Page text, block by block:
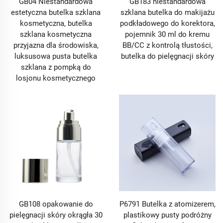
a nawet kremowymi bazami, co czyni je pierwszym
wyborem wysokiej klasy marek kosmetycznych i do
pielęgnacji skóry. Ponadto, ich szczelna konstrukcja
oznacza, że nie ma potrzeby stosowania
konserwantów w celu wydłużenia trwałości, co
odpowiada rosnącej tendencji wśród konsumentów do
wybierania „czystych” receptur. Dla marek butelki z
pompką bezpowietrzną oznaczają jakość i dbałość,
końcowego użytkowania.
1.2 Butelki z rozpylaczem: Higieniczne, równomierne
nanoszenie dla różnych zastosowań
Butelki sprayujące stały się podstawowym elementem
współczesnego opakowania dzięki swojej zdolności
do zamieniania cieczy w kontrolowany, rozpylony
środek, oferując higienę, precyzję i oszczędność,
której inne butelki czy słoiki nie potrafią dorównać.
Współczesne butelki sprayujące wykraczają poza
estetyczna butelka szklana
kosmetyczna, butelka
szklana kosmetyczna
przyjazna dla środowiska,
luksusowa pusta butelka
szklana z pompką do
losjonu kosmetycznego
szklana butelka do makijażu
podkładowego do korektora,
pojemnik 30 ml do kremu
BB/CC z kontrolą tłustości,
butelka do pielęgnacji skóry
GB108 opakowanie do
pielęgnacji skóry okrągła 30
P6791 Butelka z atomizerem,
plastikowy pusty podróżny